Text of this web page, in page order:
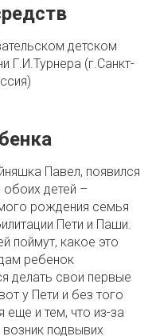
детском
Г.И.Турнера (г.Санкт-
Павел, появился
детей –
рождения семья
Пети и Паши.
поймут, какое это
ребенок
делать свои первые
у Пети и без того
еще и тем, что из-за
возник подвывих